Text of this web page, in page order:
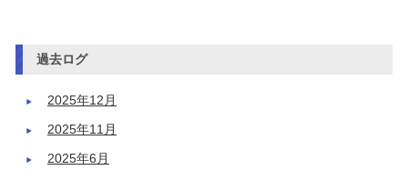
過去ログ
2025年12月
2025年11月
2025年6月